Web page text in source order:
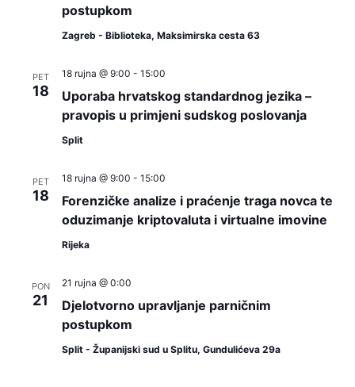
postupkom
Zagreb - Biblioteka, Maksimirska cesta 63
PET
18
Uporaba hrvatskog standardnog jezika –
pravopis u primjeni sudskog poslovanja
18 rujna @ 9:00 - 15:00
Split
PET
18
Forenzičke analize i praćenje traga novca te
oduzimanje kriptovaluta i virtualne imovine
18 rujna @ 9:00 - 15:00
Rijeka
PON
21
Djelotvorno upravljanje parničnim
postupkom
21 rujna @ 0:00
Split - Županijski sud u Splitu, Gundulićeva 29a